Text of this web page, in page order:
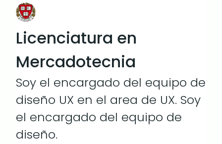
Licenciatura en
Mercadotecnia
Soy el encargado del equipo de
diseño UX en el area de UX. Soy
el encargado del equipo de
diseño.